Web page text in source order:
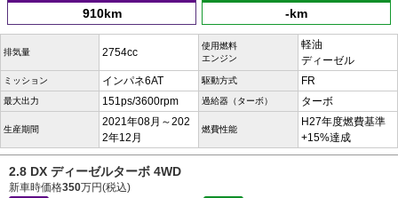
910km -km
排気量 2754cc
使用燃料
エンジン
軽油
ディーゼル
ミッション インパネ6AT 駆動方式 FR
最大出力 151ps/3600rpm 過給器（ターボ） ターボ
生産期間
2021年08月～202
2年12月
燃費性能
H27年度燃費基準
+15%達成
2.8 DX ディーゼルターボ 4WD
新車時価格350万円(税込)